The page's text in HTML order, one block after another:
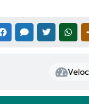
O
B
U
FACEBOOKMESSENGER
TWITTER